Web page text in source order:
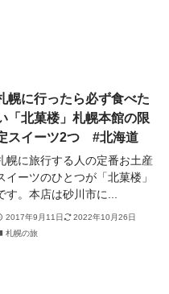
幌に行ったら必ず食べた
「北菓楼」札幌本館の限
スイーツ2つ #北海道
幌に旅行する人の定番お土産
イーツのひとつが「北菓楼」
す。本店は砂川市に...
2017年9月11日
2022年10月26日
札幌の旅